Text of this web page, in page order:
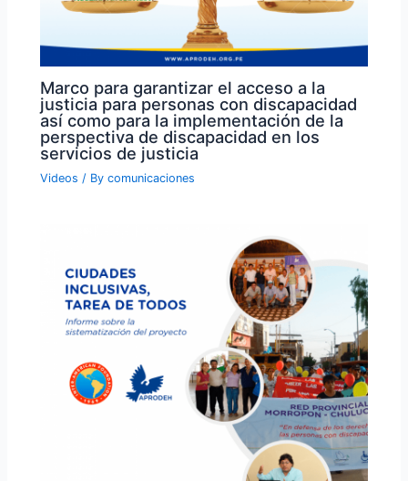
Marco para garantizar el acceso a la
justicia para personas con discapacidad
así como para la implementación de la
perspectiva de discapacidad en los
servicios de justicia
Videos / Bycomunicaciones